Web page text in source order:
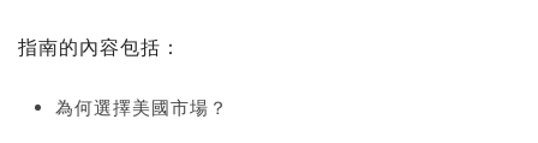
指南的內容包括：
為何選擇美國市場？